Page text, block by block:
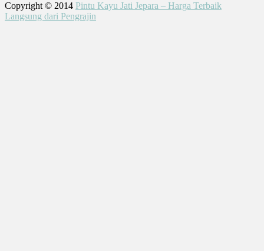
Copyright © 2014 Pintu Kayu Jati Jepara – Harga Terbaik
Langsung dari Pengrajin